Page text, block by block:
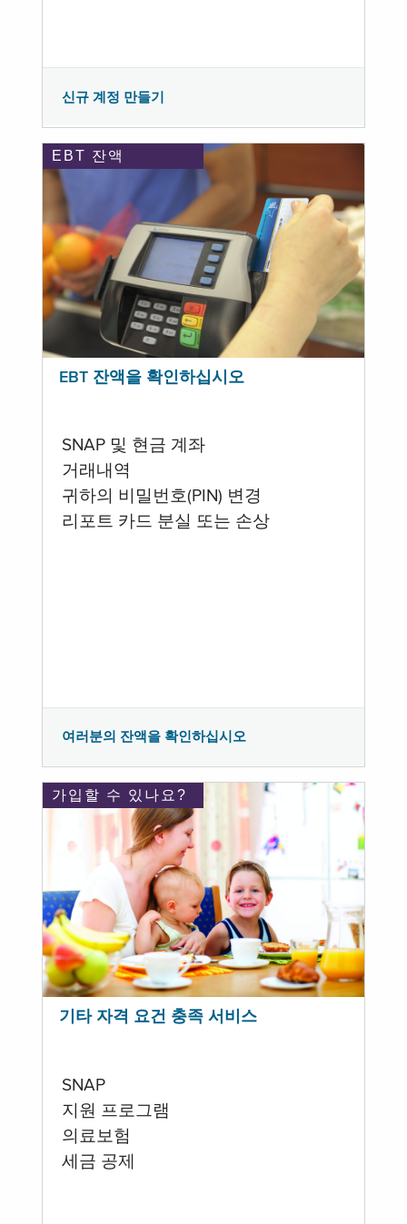
신규 계정 만들기
EBT 잔액
EBT 잔액을 확인하십시오
SNAP 및 현금 계좌
거래내역
귀하의 비밀번호(PIN) 변경
리포트 카드 분실 또는 손상
여러분의 잔액을 확인하십시오
가입할 수 있나요?
기타 자격 요건 충족 서비스
SNAP
지원 프로그램
의료보험
세금 공제